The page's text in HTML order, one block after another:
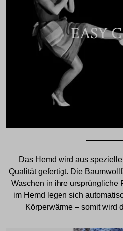
EASY
Das Hemd wird aus
Qualität gefertigt. Die
Waschen in ihre ursprüngliche
im Hemd legen sich
Körperwärme – somit wird